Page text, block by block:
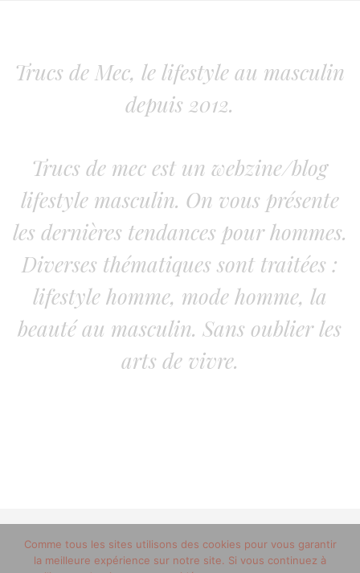
Trucs de Mec, le lifestyle au masculin
depuis 2012.
Trucs de mec est un webzine/blog
lifestyle masculin. On vous présente
les dernières tendances pour hommes.
Diverses thématiques sont traitées :
lifestyle homme, mode homme, la
beauté au masculin. Sans oublier les
arts de vivre.
© 2012-2020 copyright trucsdemec.fr - blog lifestyle
masculin/Tous droits réservés
Comme tous les sites utilisons des cookies pour vous garantir
la meilleure expérience sur notre site. Si vous continuez à